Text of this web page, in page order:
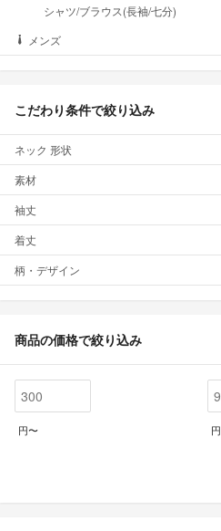
シャツ/ブラウス(長袖/七分)
メンズ
こだわり条件で絞り込み
ネック 形状
素材
袖丈
着丈
柄・デザイン
商品の価格で絞り込み
円〜 円